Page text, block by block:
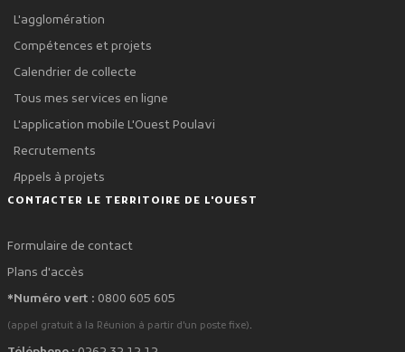
L'agglomération
Compétences et projets
Calendrier de collecte
Tous mes services en ligne
L'application mobile L'Ouest Poulavi
Recrutements
Appels à projets
CONTACTER LE TERRITOIRE DE L'OUEST
Formulaire de contact
Plans d'accès
*Numéro vert : 0800 605 605
(appel gratuit à la Réunion à partir d'un poste fixe).